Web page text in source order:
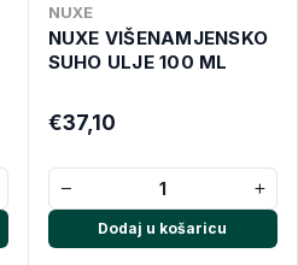
NUXE
NUXE VIŠENAMJENSKO
SUHO ULJE 100 ML
€37,10
− +
Dodaj u košaricu